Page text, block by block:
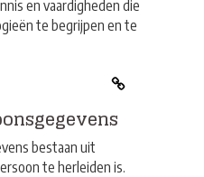
en vaardigheden die
te begrijpen en te
bestaan uit
te herleiden is.